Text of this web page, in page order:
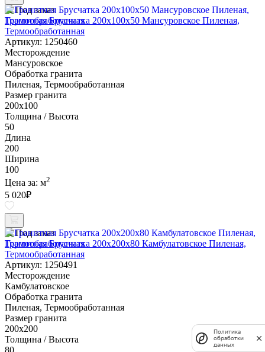
Под заказ
Гранитная Брусчатка 200х100x50 Мансуровское Пиленая,
Термообработанная
Артикул: 1250460
Месторождение
Мансуровское
Обработка гранита
Пиленая, Термообработанная
Размер гранита
200х100
Толщина / Высота
50
Длина
200
Ширина
100
Цена за: м2
5 020₽
Под заказ
Гранитная Брусчатка 200х200x80 Камбулатовское Пиленая,
Термообработанная
Артикул: 1250491
Месторождение
Камбулатовское
Обработка гранита
Пиленая, Термообработанная
Размер гранита
200х200
Толщина / Высота
Политика
обработки
данных